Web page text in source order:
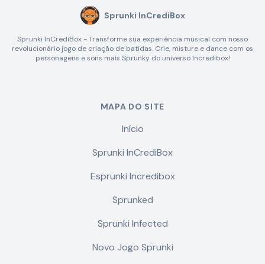
Sprunki InCrediBox
Sprunki InCrediBox - Transforme sua experiência musical com nosso
revolucionário jogo de criação de batidas. Crie, misture e dance com os
personagens e sons mais Sprunky do universo Incredibox!
MAPA DO SITE
Início
Sprunki InCrediBox
Esprunki Incredibox
Sprunked
Sprunki Infected
Novo Jogo Sprunki